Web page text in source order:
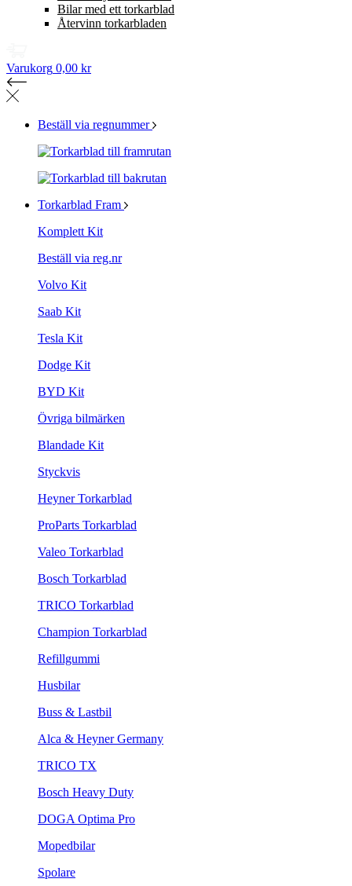
Bilar med ett torkarblad
Återvinn torkarbladen
Varukorg 0,00 kr
Beställ via regnummer
Torkarblad Fram
Komplett Kit
Beställ via reg.nr
Volvo Kit
Saab Kit
Tesla Kit
Dodge Kit
BYD Kit
Övriga bilmärken
Blandade Kit
Styckvis
Heyner Torkarblad
ProParts Torkarblad
Valeo Torkarblad
Bosch Torkarblad
TRICO Torkarblad
Champion Torkarblad
Refillgummi
Husbilar
Buss & Lastbil
Alca & Heyner Germany
TRICO TX
Bosch Heavy Duty
DOGA Optima Pro
Mopedbilar
Spolare